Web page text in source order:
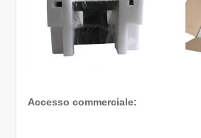
Accesso commerciale: